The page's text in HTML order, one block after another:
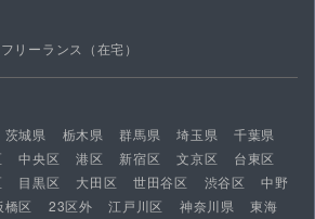
フリーランス（在宅）
茨城県 栃木県 群馬県 埼玉県
千葉県
中央区 港区 新宿区 文京区
台東区
目黒区 大田区 世田谷区 渋谷区
中野
橋区 23区外 江戸川区 神奈川県
東海